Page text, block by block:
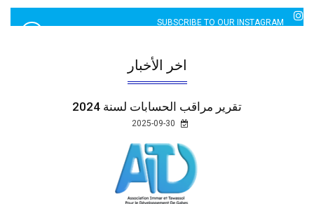
2760 LIKES
SUBSCRIBE TO OUR INSTAGRAM
اخر الأخبار
تقرير مراقب الحسابات لسنة 2024